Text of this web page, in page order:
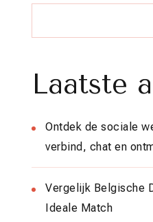
Laatste
Ontdek de sociale
verbind, chat en
Vergelijk Belgische
Ideale Match